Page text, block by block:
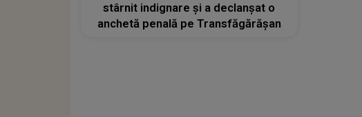
stârnit indignare și a declanșat o
anchetă penală pe Transfăgărășan